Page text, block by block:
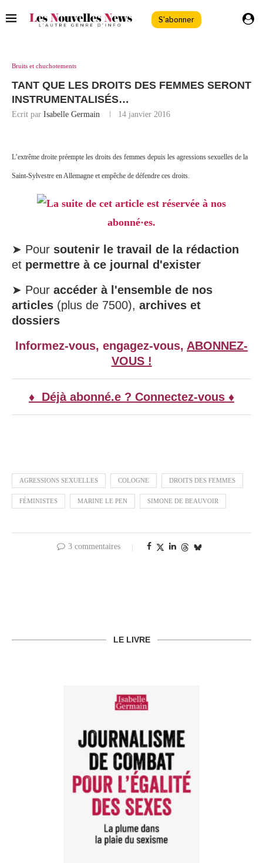
S'abonner
Bruits et chuchotements
TANT QUE LES DROITS DES FEMMES SERONT
INSTRUMENTALISÉS…
Ecrit par Isabelle Germain 14 janvier 2016
L’extrême droite préempte les droits des femmes depuis les agressions sexuelles de la
Saint-Sylvestre en Allemagne et empêche de défendre ces droits.
La suite de cet article est réservée à nos
abonné·es.
➤ Pour soutenir le travail de la rédaction
et permettre à ce journal d'exister
➤ Pour accéder à l'ensemble de nos
articles (plus de 7500), archives et
dossiers
Informez-vous, engagez-vous, ABONNEZ-
VOUS !
♦ Déjà abonné.e ? Connectez-vous ♦
AGRESSIONS SEXUELLES COLOGNE DROITS DES FEMMES
FÉMINISTES MARINE LE PEN SIMONE DE BEAUVOIR
3 commentaires
LE LIVRE